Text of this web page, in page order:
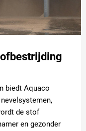
biedt Aquaco
de stof
en gezonder